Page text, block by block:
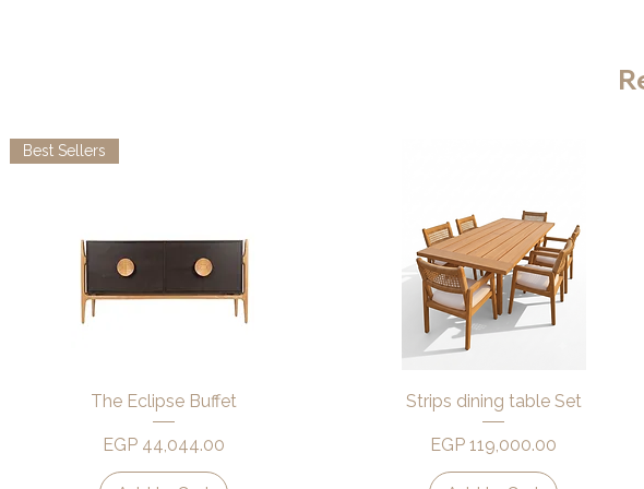
Quick View
Best Sellers
The Eclipse Buffet
Price
EGP 44,044.00
Quick View
Strips dining table Set
Price
EGP 119,000.00